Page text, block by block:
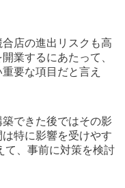
店の進出リスクも高
業するにあたって、
要な項目だと言え
できた後ではその影
特に影響を受けやす
て、事前に対策を検討